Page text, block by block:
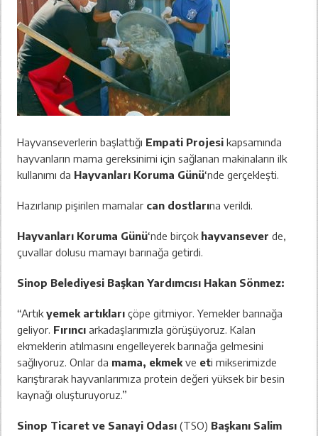
Hayvanseverlerin başlattığı Empati Projesi kapsamında
hayvanların mama gereksinimi için sağlanan makinaların ilk
kullanımı da Hayvanları Koruma Günü‘nde gerçekleşti.
Hazırlanıp pişirilen mamalar can dostlarına verildi.
Hayvanları Koruma Günü‘nde birçok hayvansever de,
çuvallar dolusu mamayı barınağa getirdi.
Sinop Belediyesi Başkan Yardımcısı Hakan Sönmez:
“Artıkyemek artıkları çöpe gitmiyor. Yemekler barınağa
geliyor. Fırıncıarkadaşlarımızla görüşüyoruz. Kalan
ekmeklerin atılmasını engelleyerek barınağa gelmesini
sağlıyoruz. Onlar da mama, ekmek ve eti mikserimizde
karıştırarak hayvanlarımıza protein değeri yüksek bir besin
kaynağı oluşturuyoruz.”
Sinop Ticaret ve Sanayi Odası (TSO) Başkanı Salim